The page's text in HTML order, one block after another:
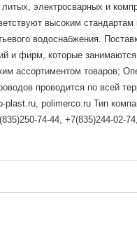
электросварных и
высоким стандартам
водоснабжения.
и фирм, которые
товаров;
проводится по всей
polimerco.ru Тип
74-44, +7(835)244-02-